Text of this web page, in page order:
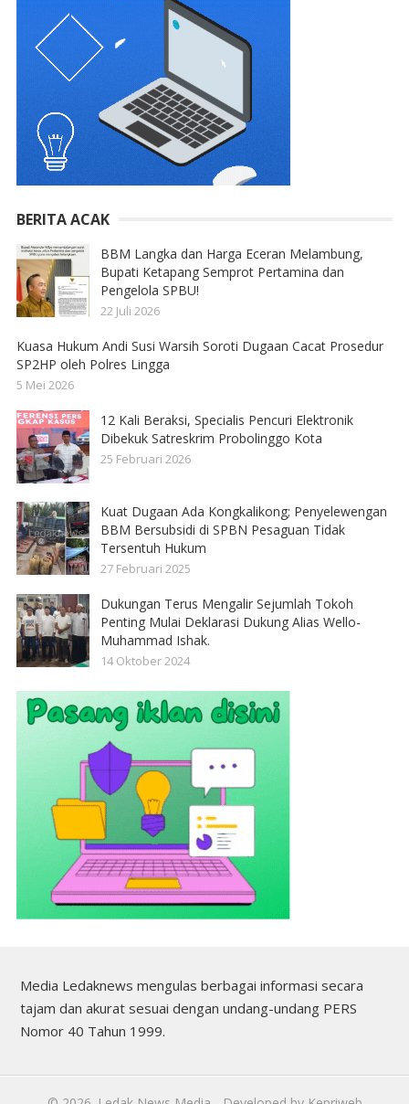
BERITA ACAK
BBM Langka dan Harga Eceran Melambung,
Bupati Ketapang Semprot Pertamina dan
Pengelola SPBU!
22 Juli 2026
Kuasa Hukum Andi Susi Warsih Soroti Dugaan Cacat Prosedur
SP2HP oleh Polres Lingga
5 Mei 2026
12 Kali Beraksi, Specialis Pencuri Elektronik
Dibekuk Satreskrim Probolinggo Kota
25 Februari 2026
Kuat Dugaan Ada Kongkalikong; Penyelewengan
BBM Bersubsidi di SPBN Pesaguan Tidak
Tersentuh Hukum
27 Februari 2025
Dukungan Terus Mengalir Sejumlah Tokoh
Penting Mulai Deklarasi Dukung Alias Wello-
Muhammad Ishak.
14 Oktober 2024
Media Ledaknews mengulas berbagai informasi secara
tajam dan akurat sesuai dengan undang-undang PERS
Nomor 40 Tahun 1999.